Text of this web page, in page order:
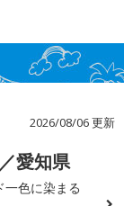
2026/08/06 更新
愛知県
色に染まる